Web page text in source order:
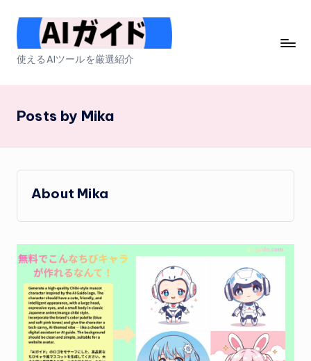
Skip
content
A
イ
ド
使えるAIツールを厳選紹介
Posts by Mika
About Mika